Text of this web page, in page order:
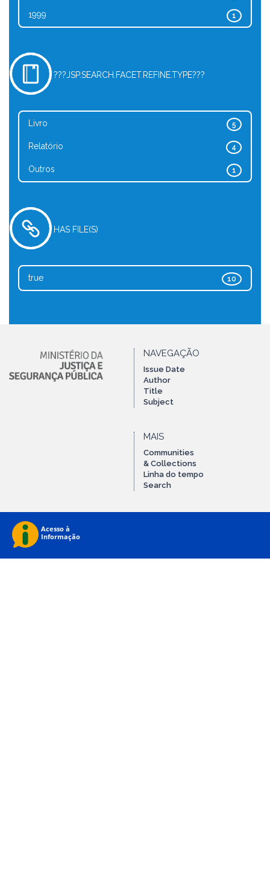
1
1999
???JSP.SEARCH.FACET.REFINE.TYPE???
5
Livro
4
Relatório
1
Outros
HAS FILE(S)
10
true
NAVEGAÇÃO
Issue Date
Author
Title
Subject
MAIS
Communities
& Collections
Linha do tempo
Search